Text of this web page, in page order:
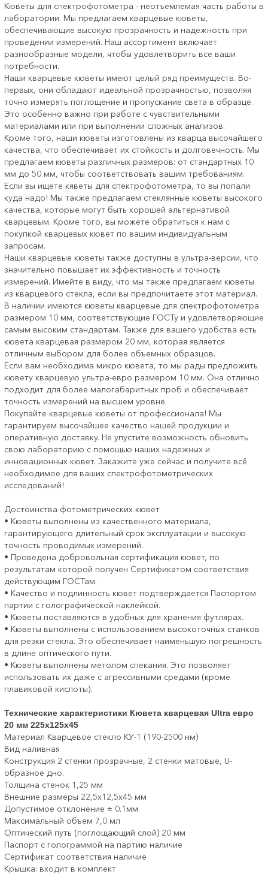
Кюветы для спектрофотометра - неотъемлемая часть работы в
лаборатории. Мы предлагаем кварцевые кюветы,
обеспечивающие высокую прозрачность и надежность при
проведении измерений. Наш ассортимент включает
разнообразные модели, чтобы удовлетворить все ваши
потребности.
Наши кварцевые кюветы имеют целый ряд преимуществ. Во-
первых, они обладают идеальной прозрачностью, позволяя
точно измерять поглощение и пропускание света в образце.
Это особенно важно при работе с чувствительными
материалами или при выполнении сложных анализов.
Кроме того, наши кюветы изготовлены из кварца высочайшего
качества, что обеспечивает их стойкость и долговечность. Мы
предлагаем кюветы различных размеров: от стандартных 10
мм до 50 мм, чтобы соответствовать вашим требованиям.
Если вы ищете кяветы для спектрофотометра, то вы попали
куда надо! Мы также предлагаем стеклянные кюветы высокого
качества, которые могут быть хорошей альтернативой
кварцевым. Кроме того, вы можете обратиться к нам с
покупкой кварцевых кювет по вашим индивидуальным
запросам.
Наши кварцевые кюветы также доступны в ультра-версии, что
значительно повышает их эффективность и точность
измерений. Имейте в виду, что мы также предлагаем кюветы
из кварцевого стекла, если вы предпочитаете этот материал.
В наличии имеются кюветы кварцевые для спектрофотометра
размером 10 мм, соответствующие ГОСТу и удовлетворяющие
самым высоким стандартам. Также для вашего удобства есть
кювета кварцевая размером 20 мм, которая является
отличным выбором для более объемных образцов.
Если вам необходима микро кювета, то мы рады предложить
кювету кварцевую ультра-евро размером 10 мм. Она отлично
подходит для более малогабаритных проб и обеспечивает
точность измерений на высшем уровне.
Покупайте кварцевые кюветы от профессионала! Мы
гарантируем высочайшее качество нашей продукции и
оперативную доставку. Не упустите возможность обновить
свою лабораторию с помощью наших надежных и
инновационных кювет. Закажите уже сейчас и получите всё
необходимое для ваших спектрофотометрических
исследований!
Достоинства фотометрических кювет
• Кюветы выполнены из качественного материала,
гарантирующего длительный срок эксплуатации и высокую
точность проводимых измерений.
• Проведена добровольная сертификация кювет, по
результатам которой получен Сертификатом соответствия
действующим ГОСТам.
• Качество и подлинность кювет подтверждается Паспортом
партии с голографической наклейкой.
• Кюветы поставляются в удобных для хранения футлярах.
• Кюветы выполнены с использованием высокоточных станков
для резки стекла. Это обеспечивает наименьшую погрешность
в длине оптического пути.
• Кюветы выполнены метолом спекания. Это позволяет
использовать их даже с агрессивными средами (кроме
плавиковой кислоты).
Технические характеристики Кювета кварцевая Ultra евро
20 мм 225х125х45
Материал Кварцевое стекло КУ-1 (190-2500 нм)
Вид наливная
Конструкция 2 стенки прозрачные, 2 стенки матовые, U-
образное дно.
Толщина стенок 1,25 мм
Внешние размеры 22,5х12,5х45 мм
Допустимое отклонение ± 0.1мм
Максимальный объем 7,0 мл
Оптический путь (поглощающий слой) 20 мм
Паспорт с голограммой на партию наличие
Сертификат соответствия наличие
Крышка: входит в комплект